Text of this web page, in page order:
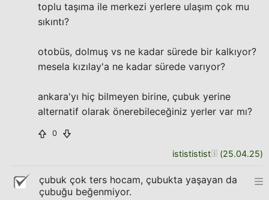
toplu taşıma ile merkezi yerlere ulaşım çok mu
sıkıntı?
otobüs, dolmuş vs ne kadar sürede bir kalkıyor?
mesela kızılay'a ne kadar sürede varıyor?
ankara'yı hiç bilmeyen birine, çubuk yerine
alternatif olarak önerebileceğiniz yerler var mı?
0
istististist (25.04.25)
çubuk çok ters hocam, çubukta yaşayan da
çubuğu beğenmiyor.